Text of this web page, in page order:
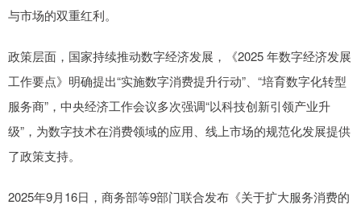
与市场的双重红利。
政策层面，国家持续推动数字经济发展，《2025 年数字经济发展
工作要点》明确提出“实施数字消费提升行动”、“培育数字化转型
服务商”，中央经济工作会议多次强调“以科技创新引领产业升
级”，为数字技术在消费领域的应用、线上市场的规范化发展提供
了政策支持。
2025年9月16日，商务部等9部门联合发布《关于扩大服务消费的